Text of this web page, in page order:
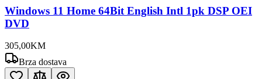
Windows 11 Home 64Bit English Intl 1pk DSP OEI
DVD
305,00KM
Brza dostava